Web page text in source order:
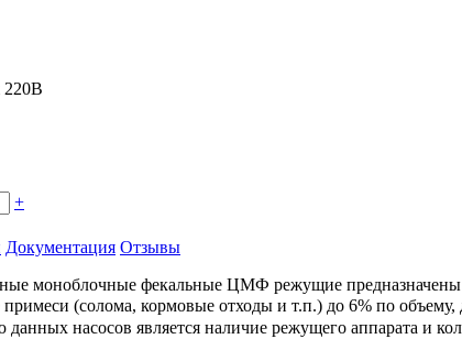
+
Документация Отзывы
моноблочные фекальные ЦМФ режущие предназначены
(солома, кормовые отходы и т.п.) до 6% по
данных насосов является наличие режущего аппарата и